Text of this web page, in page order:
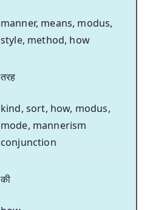
manner, means, modus,
style, method, how
तरह
kind, sort, how, modus,
mode, mannerism
conjunction
की